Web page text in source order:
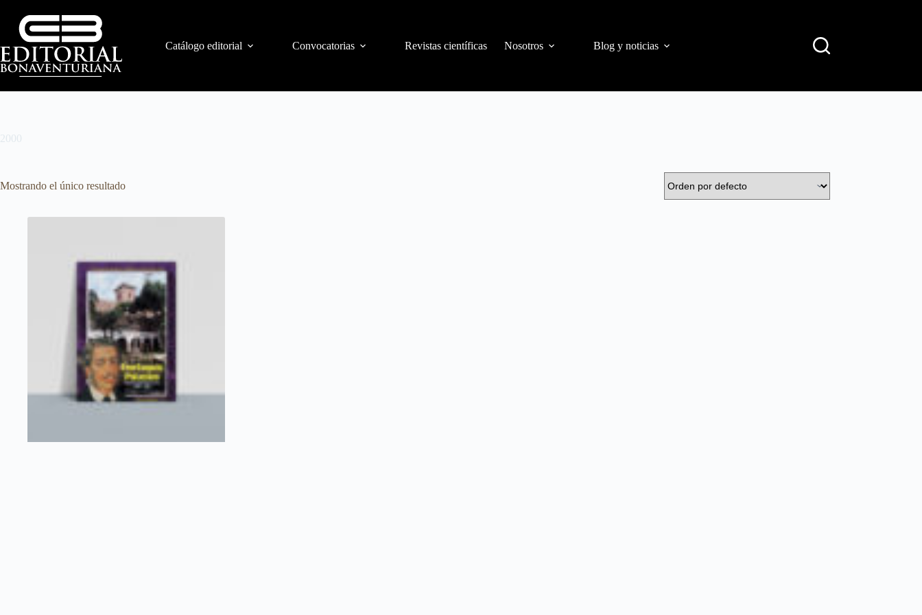
Catálogo editorial Convocatorias Revistas científicas Nosotros Blog y noticias
2000
Mostrando el único resultado